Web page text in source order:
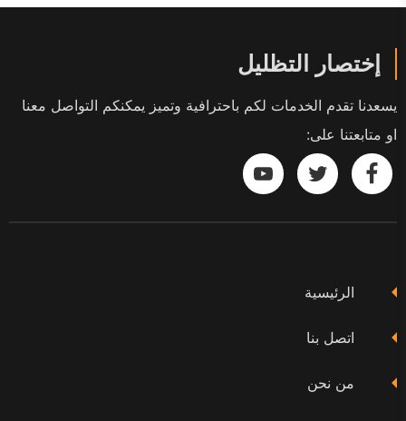
إختصار التظليل
يسعدنا تقدم الخدمات لكم باحترافية وتميز يمكنكم التواصل معنا
او متابعتنا على:
تابعنا
فيسبوك
تابعنا تابعنا
الرئيسية
اتصل بنا
من نحن